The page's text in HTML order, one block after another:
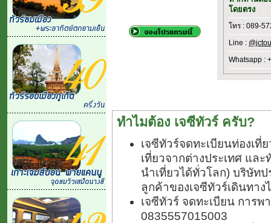
โดยตรง
โทร : 089-
Line :
Whatsapp :
ทำไมต้อง เจซีทัวร์ ครับ?
เจซีทัวร์จดทะเบียนท่องเที่
เที่ยวจากต่างประเทศ แล
นำเที่ยวได้ทั่วโลก) บริษัท
ลูกค้าของเจซีทัวร์เดินทาง
เจซีทัวร์ จดทะเบียน การ
0835557015003